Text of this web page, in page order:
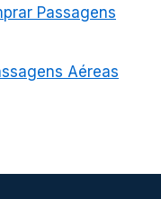
Passagens
Aéreas